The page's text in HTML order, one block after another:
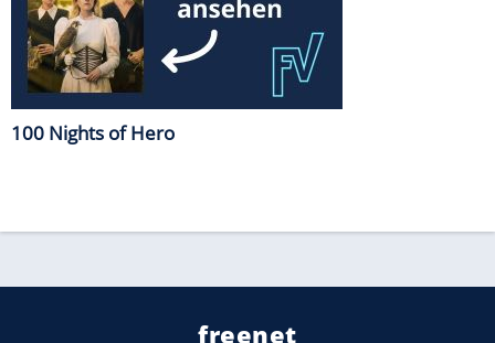
100 Nights of Hero
freenet